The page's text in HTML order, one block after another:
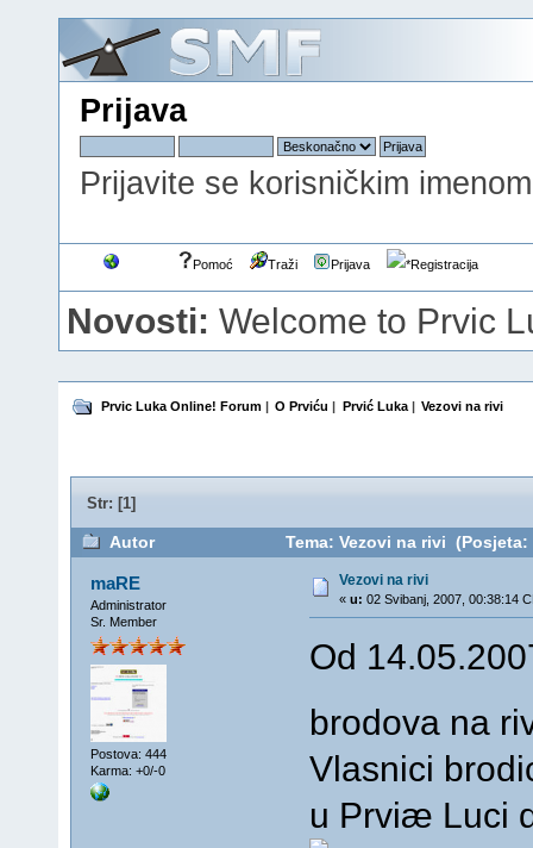
Prijava
Prijavite se korisničkim
Pomoć Traži Prijava Registracija
Novosti:Welcome to Prvic
Prvic Luka Online! Forum| O Prviću | Prvić Luka| Vezovi na rivi
Str: [1]
Autor Tema: Vezovi na rivi (Posjeta:
maRE
Administrator
Sr. Member
Postova: 444
Karma: +0/-0
Vezovi na rivi
« u: 02 Svibanj, 2007, 00:38:14
Od
brodova na
Vlasnici
u Prviæ Luci